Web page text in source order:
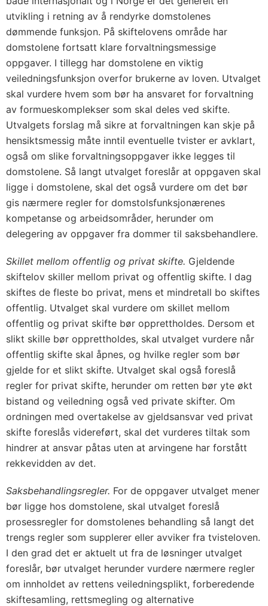
utvikling i retning av å rendyrke domstolenes
dømmende funksjon. På skiftelovens område har
domstolene fortsatt klare forvaltningsmessige
oppgaver. I tillegg har domstolene en viktig
veiledningsfunksjon overfor brukerne av loven. Utvalget
skal vurdere hvem som bør ha ansvaret for forvaltning
av formueskomplekser som skal deles ved skifte.
Utvalgets forslag må sikre at forvaltningen kan skje på
hensiktsmessig måte inntil eventuelle tvister er avklart,
også om slike forvaltningsoppgaver ikke legges til
domstolene. Så langt utvalget foreslår at oppgaven skal
ligge i domstolene, skal det også vurdere om det bør
gis nærmere regler for domstolsfunksjonærenes
kompetanse og arbeidsområder, herunder om
delegering av oppgaver fra dommer til saksbehandlere.
Skillet mellom offentlig og privat skifte. Gjeldende
skiftelov skiller mellom privat og offentlig skifte. I dag
skiftes de fleste bo privat, mens et mindretall bo skiftes
offentlig. Utvalget skal vurdere om skillet mellom
offentlig og privat skifte bør opprettholdes. Dersom et
slikt skille bør opprettholdes, skal utvalget vurdere når
offentlig skifte skal åpnes, og hvilke regler som bør
gjelde for et slikt skifte. Utvalget skal også foreslå
regler for privat skifte, herunder om retten bør yte økt
bistand og veiledning også ved private skifter. Om
ordningen med overtakelse av gjeldsansvar ved privat
skifte foreslås videreført, skal det vurderes tiltak som
hindrer at ansvar påtas uten at arvingene har forstått
rekkevidden av det.
Saksbehandlingsregler. For de oppgaver utvalget mener
bør ligge hos domstolene, skal utvalget foreslå
prosessregler for domstolenes behandling så langt det
trengs regler som supplerer eller avviker fra tvisteloven.
I den grad det er aktuelt ut fra de løsninger utvalget
foreslår, bør utvalget herunder vurdere nærmere regler
om innholdet av rettens veiledningsplikt, forberedende
skiftesamling, rettsmegling og alternative